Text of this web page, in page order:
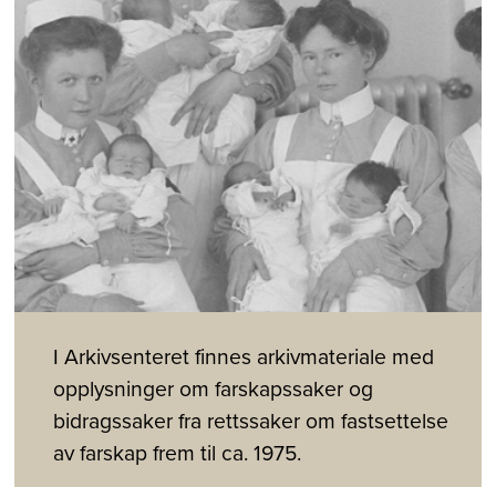
I Arkivsenteret finnes arkivmateriale med
opplysninger om farskapssaker og
bidragssaker fra rettssaker om fastsettelse
av farskap frem til ca. 1975.